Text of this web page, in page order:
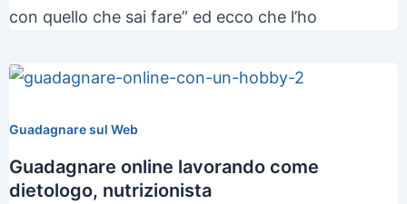
con quello che sai fare” ed ecco che l’ho
Guadagnare sul Web
Guadagnare online lavorando come
dietologo, nutrizionista